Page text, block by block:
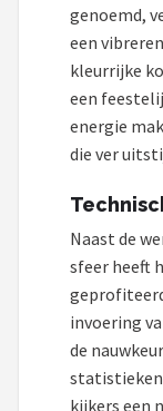
genoemd,
een
kleurrijke
een
energie
die ver
Naast de
sfeer heeft
invoering
de
kijkers een